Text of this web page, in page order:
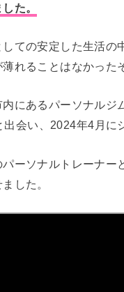
た。
ての安定した生活の
れることはなかった
にあるパーソナルジ
出会い、2024年4月に
ーソナルトレーナー
した。